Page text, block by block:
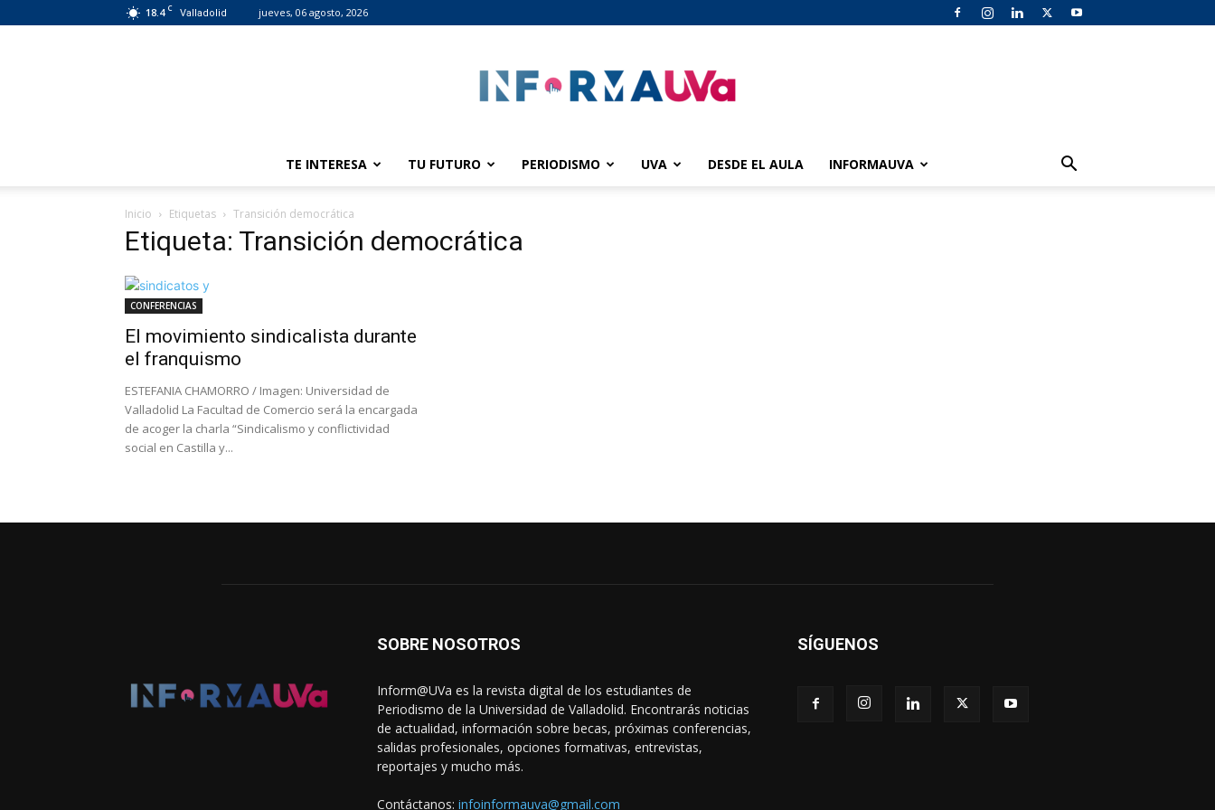
18.4 C Valladolid jueves, 06 agosto, 2026
informaUVA
TE INTERESA TU FUTURO PERIODISMO UVA DESDE EL AULA INFORMAUVA
Inicio Etiquetas Transición democrática
Etiqueta: Transición democrática
CONFERENCIAS
El movimiento sindicalista durante
el franquismo
ESTEFANIA CHAMORRO / Imagen: Universidad de
Valladolid La Facultad de Comercio será la encargada
de acoger la charla “Sindicalismo y conflictividad
social en Castilla y...
SOBRE NOSOTROS
Inform@UVa es la revista digital de los estudiantes de
Periodismo de la Universidad de Valladolid. Encontrarás noticias
de actualidad, información sobre becas, próximas conferencias,
salidas profesionales, opciones formativas, entrevistas,
reportajes y mucho más.
Contáctanos: infoinformauva@gmail.com
SÍGUENOS